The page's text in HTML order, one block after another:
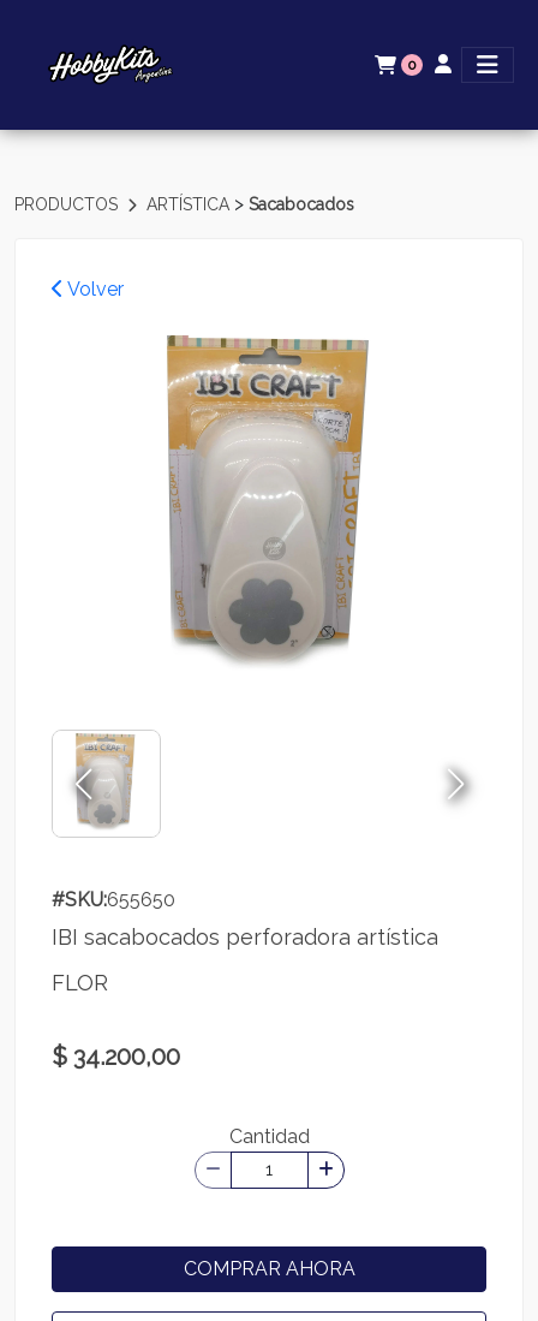
0
PRODUCTOS ARTÍSTICA > Sacabocados
Volver
#SKU:655650
IBI sacabocados perforadora artística
FLOR
$ 34.200,00
Cantidad
COMPRAR AHORA